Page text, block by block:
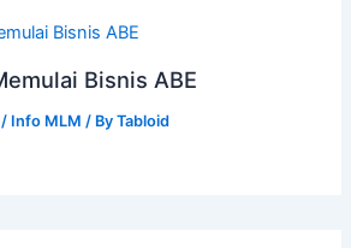
Bisnis ABE
/ Info MLM / ByTabloid